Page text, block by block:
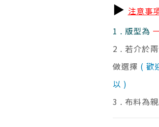
▶ 注意事
1 . 版型為
2 . 若介於
做選擇 ( 歡
以 )
3 . 布料為